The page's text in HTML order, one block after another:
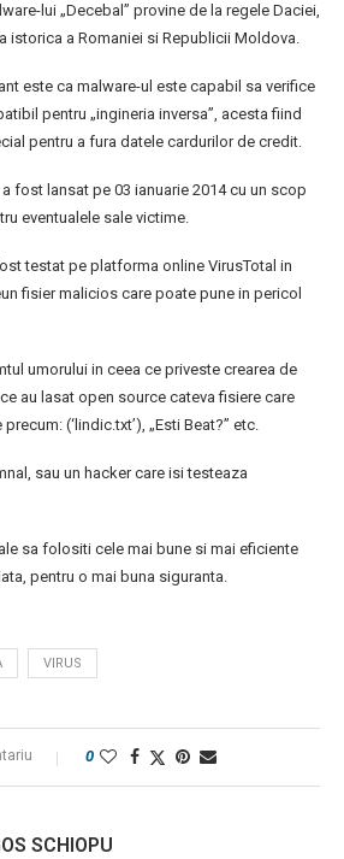
lui „Decebal” provine de la regele Daciei,
istorica a Romaniei si Republicii Moldova.
este ca malware-ul este capabil sa verifice
pentru „ingineria inversa”, acesta fiind
pentru a fura datele cardurilor de credit.
fost lansat pe 03 ianuarie 2014 cu un scop
eventualele sale victime.
testat pe platforma online VirusTotal in
fisier malicios care poate pune in pericol
umorului in ceea ce priveste crearea de
au lasat open source cateva fisiere care
(‘lindic.txt’), „Esti Beat?” etc.
sau un hacker care isi testeaza
sa folositi cele mai bune si mai eficiente
pentru o mai buna siguranta.
VIRUS
0
SCHIOPU